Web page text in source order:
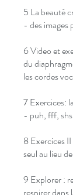
5 La beauté
- des images
6 Video et
du
les cordes
7 Exercices:
- puh, fff,
8 Exercices
seul au lieu
9 Explorer :
respirer